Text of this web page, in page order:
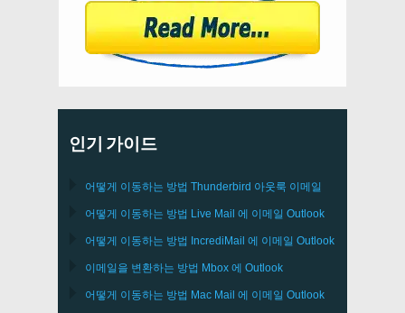
인기 가이드
어떻게 이동하는 방법 Thunderbird 아웃룩 이메일
어떻게 이동하는 방법 Live Mail 에 이메일 Outlook
어떻게 이동하는 방법 IncrediMail 에 이메일 Outlook
이메일을 변환하는 방법 Mbox 에 Outlook
어떻게 이동하는 방법 Mac Mail 에 이메일 Outlook